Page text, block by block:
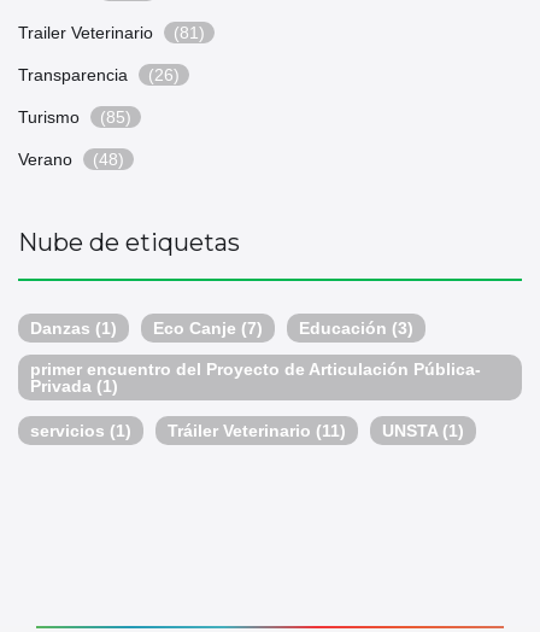
Trailer Veterinario (81)
Transparencia (26)
Turismo (85)
Verano (48)
Nube de etiquetas
Danzas (1) Eco Canje (7) Educación (3)
primer encuentro del Proyecto de Articulación Pública-
Privada (1)
servicios (1) Tráiler Veterinario (11) UNSTA (1)